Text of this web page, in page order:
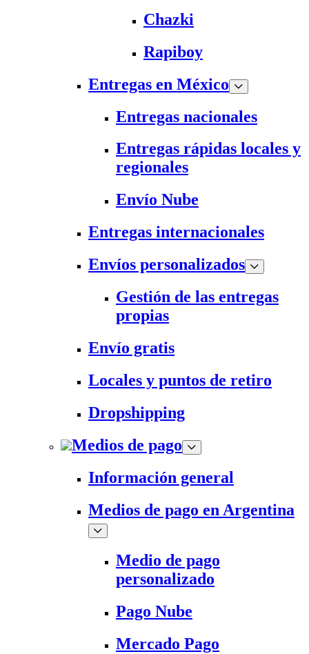
Chazki
Rapiboy
Entregas en México
Entregas nacionales
Entregas rápidas locales y
regionales
Envío Nube
Entregas internacionales
Envíos personalizados
Gestión de las entregas
propias
Envío gratis
Locales y puntos de retiro
Dropshipping
Medios de pago
Información general
Medios de pago en Argentina
Medio de pago
personalizado
Pago Nube
Mercado Pago